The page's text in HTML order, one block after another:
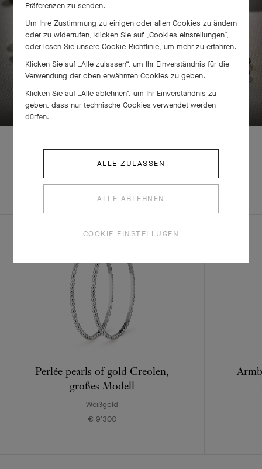
ZUM ENTDECKEN BITTE WISCHEN
KOMPLETTES
ENTDECKEN SIE
ANDERE
KREATIONEN
Perlée pearls of gold Creolen,
großes Modell
Weißgold
€ 9'300
Präferenzen zu senden.
Um Ihre Zustimmung zu einigen oder allen Cookies zu ändern
oder zu widerrufen, klicken Sie auf „Cookies einstellungen“,
oder lesen Sie unsere Cookie-Richtlinie, um mehr zu erfahren.
Klicken Sie auf „Alle zulassen“, um Ihr Einverständnis für die
Verwendung der oben erwähnten Cookies zu geben.
Klicken Sie auf „Alle ablehnen“, um Ihr Einverständnis zu
geben, dass nur technische Cookies verwendet werden
dürfen.
ALLE ZULASSEN
ALLE ABLEHNEN
COOKIE EINSTELLUGEN